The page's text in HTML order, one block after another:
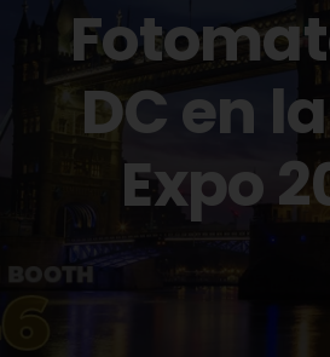
Blog
DC en
Expo